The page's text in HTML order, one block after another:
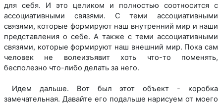
для себя. И это целиком и полностью соотносится с
ассоциативными связями. С теми ассоциативными
связями, которые формируют наш внутренний мир и наши
представления о себе. А также с теми ассоциативными
связями, которые формируют наш внешний мир. Пока сам
человек не волеизъявит хоть что-то поменять,
бесполезно что-либо делать за него.
Идем дальше. Вот был этот объект - коробка
замечательная. Давайте его подальше нарисуем от моего